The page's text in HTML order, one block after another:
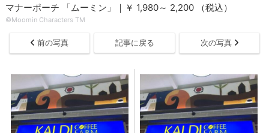
マナーポーチ 「ムーミン」｜￥ 1,980～ 2,200 （税込）
©Moomin Characters TM
前の写真 記事に戻る 次の写真